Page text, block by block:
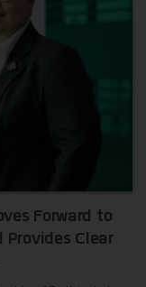
Forward to
Provides Clear